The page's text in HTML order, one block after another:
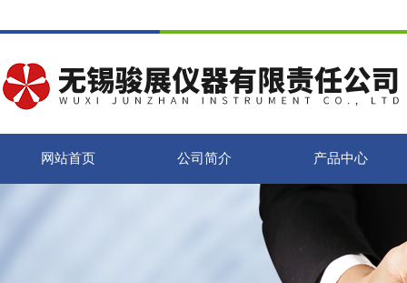
网站首页 公司简介 产品中心